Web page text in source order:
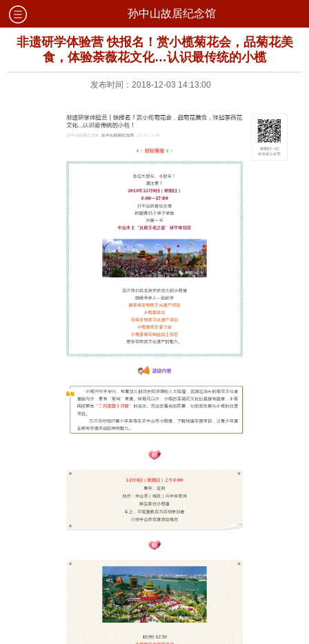
孙中山故居纪念馆
非遗研学体验营 快报名！赏小榄菊花会，品菊花美
食，体验荼薇花文化…认识最传统的小榄
发布时间：2018-12-03 14:13:00